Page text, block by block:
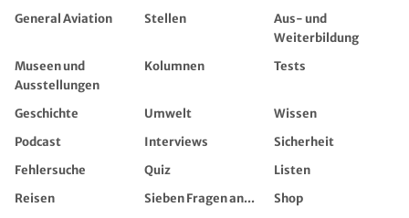
General Aviation
Stellen
Aus- und
Weiterbildung
Museen und
Ausstellungen
Kolumnen Tests
Geschichte Umwelt
Wissen
Podcast
Interviews
Sicherheit
Fehlersuche
Quiz
Listen
Reisen
Sieben Fragen an...
Shop